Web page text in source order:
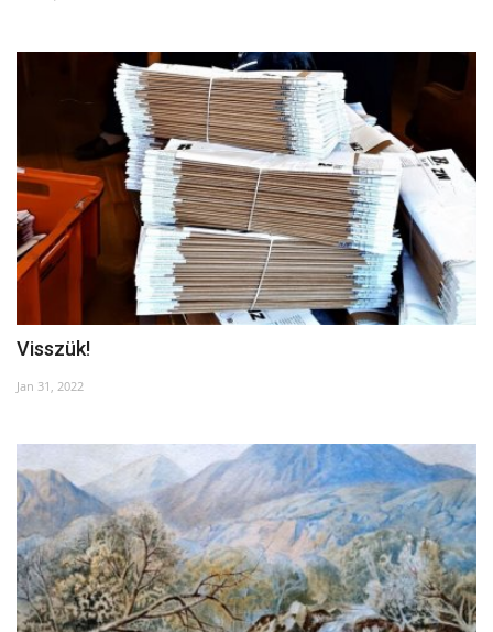
Egészség
Gazdaság
Művészet
Sport
Sajtó
Humor
Napló postája
Galéria
Visszük!
Jan 31, 2022